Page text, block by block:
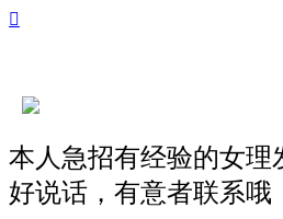

本人急招有经验的女理
好说话，有意者联系哦